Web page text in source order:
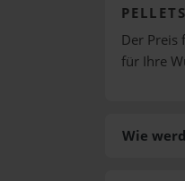
Der Preis
für Ihre
Wie